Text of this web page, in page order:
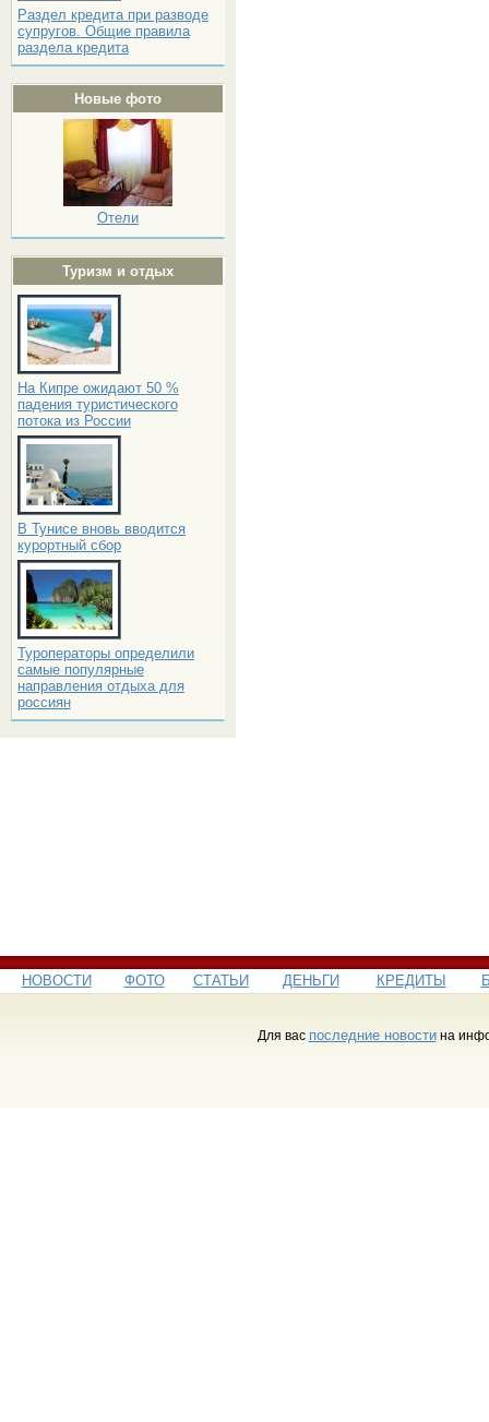
Раздел кредита при разводе
супругов. Общие правила
раздела кредита
Новые фото
Отели
Туризм и отдых
На Кипре ожидают 50 %
падения туристического
потока из России
В Тунисе вновь вводится
курортный сбор
Туроператоры определили
самые популярные
направления отдыха для
россиян
НОВОСТИ ФОТО СТАТЬИ ДЕНЬГИ КРЕДИТЫ
Для вас последние новостина